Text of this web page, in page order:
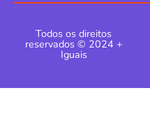
Todos os direitos
reservados © 2024 +
Iguais